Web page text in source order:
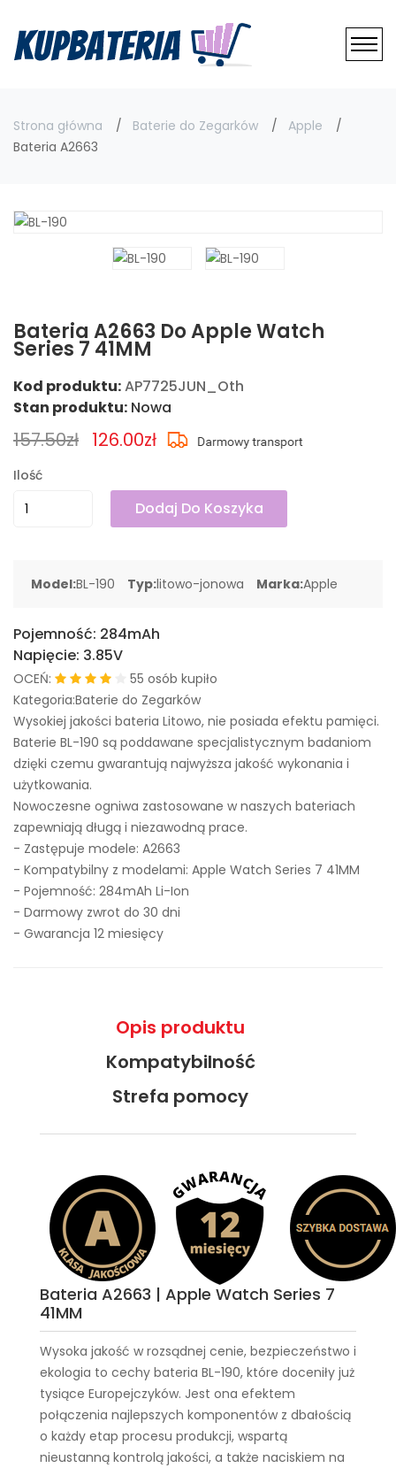
Strona główna Baterie do Zegarków
Apple
Bateria A2663
Bateria A2663 Do Apple Watch
Series 7 41MM
Kod produktu:AP7725JUN_Oth
Stan produktu: Nowa
157.50zł 126.00zł
Ilość
Dodaj Do Koszyka
Model:BL-190 Typ:litowo-jonowa Marka:Apple
Pojemność: 284mAh
Napięcie: 3.85V
OCEŃ:
55 osób kupiło
Kategoria:Baterie do Zegarków
Wysokiej jakości bateria Litowo, nie posiada efektu pamięci.
Baterie BL-190 są poddawane specjalistycznym badaniom
dzięki czemu gwarantują najwyższa jakość wykonania i
użytkowania.
Nowoczesne ogniwa zastosowane w naszych bateriach
zapewniają długą i niezawodną prace.
- Zastępuje modele: A2663
- Kompatybilny z modelami: Apple Watch Series 7 41MM
- Pojemność: 284mAh Li-Ion
- Darmowy zwrot do 30 dni
- Gwarancja 12 miesięcy
Opis produktu
Kompatybilność
Strefa pomocy
Bateria A2663 | Apple Watch Series 7
41MM
Wysoka jakość w rozsądnej cenie, bezpieczeństwo i
ekologia to cechy bateria BL-190, które doceniły już
tysiące Europejczyków. Jest ona efektem
połączenia najlepszych komponentów z dbałością
o każdy etap procesu produkcji, wspartą
nieustanną kontrolą jakości, a także naciskiem na